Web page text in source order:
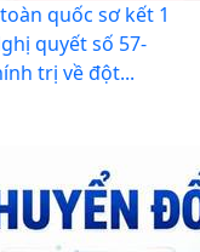
quốc sơ kết 1
quyết số 57-
trị về đột...